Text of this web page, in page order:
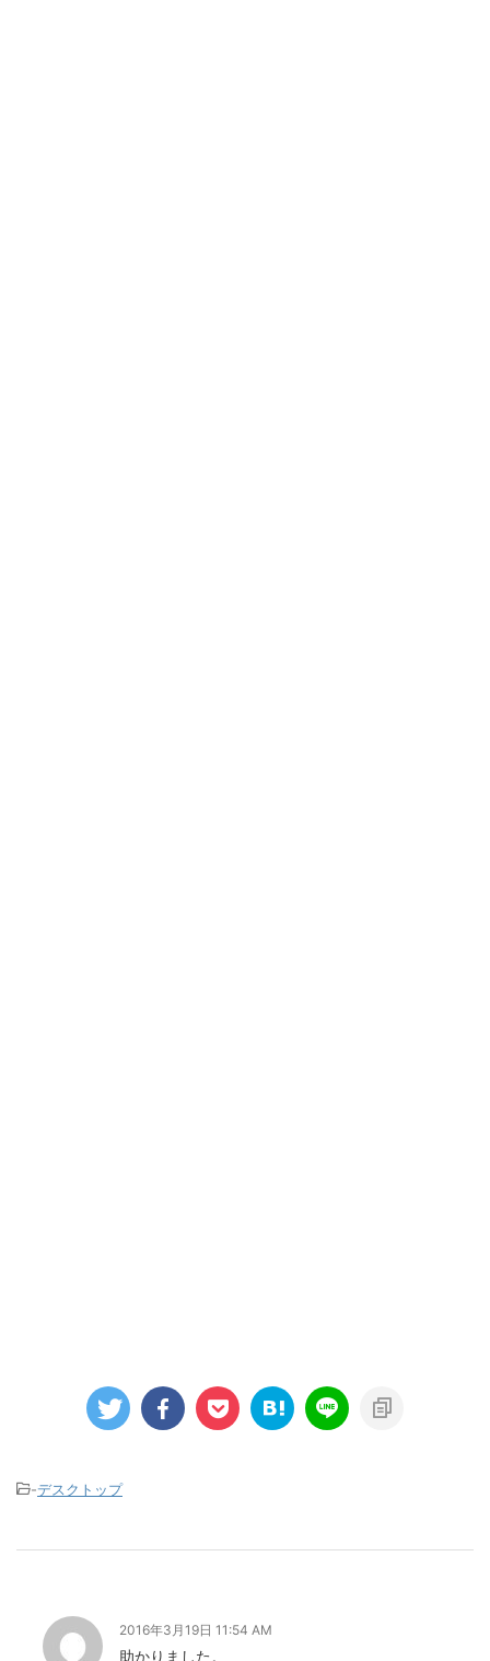
-デスクトップ
2016年3月19日 11:54 AM
助かりました。